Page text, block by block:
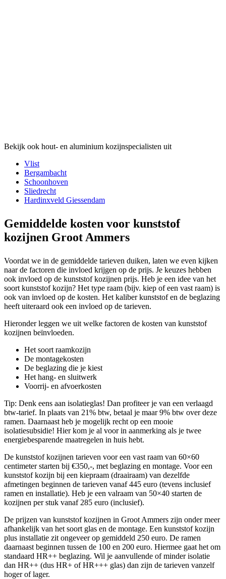
Bekijk ook hout- en aluminium kozijnspecialisten uit
Vlist
Bergambacht
Schoonhoven
Sliedrecht
Hardinxveld Giessendam
Gemiddelde kosten voor kunststof
kozijnen Groot Ammers
Voordat we in de gemiddelde tarieven duiken, laten we even kijken
naar de factoren die invloed krijgen op de prijs. Je keuzes hebben
ook invloed op de kunststof kozijnen prijs. Heb je een idee van het
soort kunststof kozijn? Het type raam (bijv. kiep of een vast raam) is
ook van invloed op de kosten. Het kaliber kunststof en de beglazing
heeft uiteraard ook een invloed op de tarieven.
Hieronder leggen we uit welke factoren de kosten van kunststof
kozijnen beïnvloeden.
Het soort raamkozijn
De montagekosten
De beglazing die je kiest
Het hang- en sluitwerk
Voorrij- en afvoerkosten
Tip: Denk eens aan isolatieglas! Dan profiteer je van een verlaagd
btw-tarief. In plaats van 21% btw, betaal je maar 9% btw over deze
ramen. Daarnaast heb je mogelijk recht op een mooie
isolatiesubsidie! Hier kom je al voor in aanmerking als je twee
energiebesparende maatregelen in huis hebt.
De kunststof kozijnen tarieven voor een vast raam van 60×60
centimeter starten bij €350,-, met beglazing en montage. Voor een
kunststof kozijn bij een kiepraam (draairaam) van dezelfde
afmetingen beginnen de tarieven vanaf 445 euro (tevens inclusief
ramen en installatie). Heb je een valraam van 50×40 starten de
kozijnen per stuk vanaf 285 euro (inclusief).
De prijzen van kunststof kozijnen in Groot Ammers zijn onder meer
afhankelijk van het soort glas en de montage. Een kunststof kozijn
plus installatie zit ongeveer op gemiddeld 250 euro. De ramen
daarnaast beginnen tussen de 100 en 200 euro. Hiermee gaat het om
standaard HR++ beglazing. Wil je aanvullende of minder isolatie
dan HR++ (dus HR+ of HR+++ glas) dan zijn de tarieven vanzelf
hoger of lager.